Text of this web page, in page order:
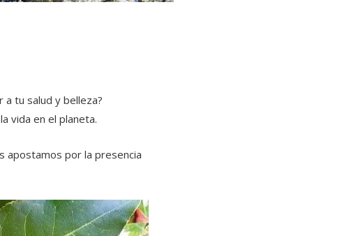
a tu salud y belleza?
vida en el planeta.
apostamos por la presencia